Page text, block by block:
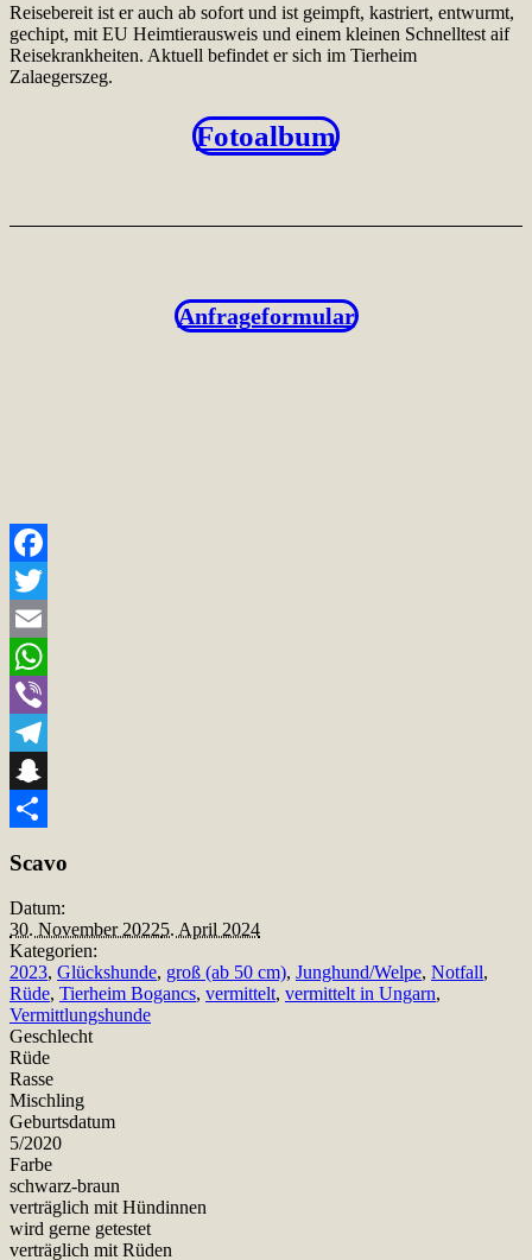
Reisebereit ist er auch ab sofort und ist geimpft, kastriert, entwurmt,
gechipt, mit EU Heimtierausweis und einem kleinen Schnelltest aif
Reisekrankheiten. Aktuell befindet er sich im Tierheim
Zalaegerszeg.
Fotoalbum
Anfrageformular
Facebook
Twitter
Email
WhatsApp
Viber
Telegram
Snapchat
Scavo
Datum:
30. November 20225. April 2024
Kategorien:
2023, Glückshunde, groß (ab 50 cm), Junghund/Welpe, Notfall,
Rüde, Tierheim Bogancs, vermittelt, vermittelt in Ungarn,
Vermittlungshunde
Geschlecht
Rüde
Rasse
Mischling
Geburtsdatum
5/2020
Farbe
schwarz-braun
verträglich mit Hündinnen
wird gerne getestet
verträglich mit Rüden